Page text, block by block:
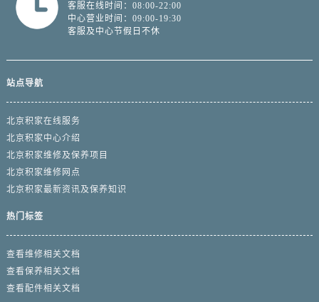
客服在线时间：08:00-22:00
中心营业时间：09:00-19:30
客服及中心节假日不休
站点导航
北京积家在线服务
北京积家中心介绍
北京积家维修及保养项目
北京积家维修网点
北京积家最新资讯及保养知识
热门标签
查看维修相关文档
查看保养相关文档
查看配件相关文档